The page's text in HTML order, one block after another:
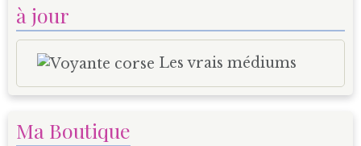
à jour
Les vrais médiums
Ma Boutique